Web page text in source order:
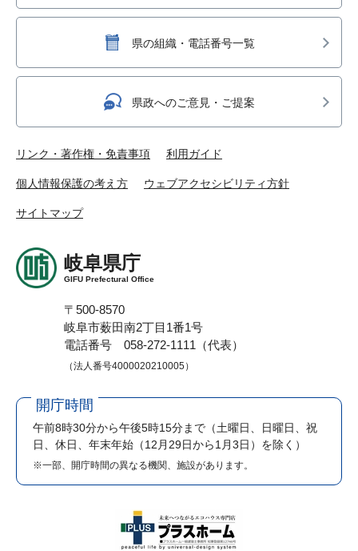
県の組織・電話番号一覧
県政へのご意見・ご提案
リンク・著作権・免責事項 利用ガイド
個人情報保護の考え方 ウェブアクセシビリティ方針
サイトマップ
岐阜県庁
GIFU Prefectural Office
〒500-8570
岐阜市薮田南2丁目1番1号
電話番号 058-272-1111（代表）
（法人番号4000020210005）
開庁時間
午前8時30分から午後5時15分まで （土曜日、日曜日、祝
日、休日、年末年始（12月29日から1月3日）を除く）
※一部、開庁時間の異なる機関、施設があります。